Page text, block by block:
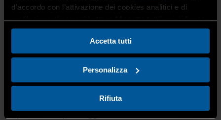
d’accordo con l’attivazione dei cookies analitici e di
profilazione clicca sul bottone “Accetta tutti” qui di fianco.
Accetta tutti
Personalizza
Rifiuta
Giovedì5 novembre 2026dalle 09.00 alle 18.00
Giovedì19 novembre 2026dalle 09.00 alle 18.00
Sede del corso:Confartigianato Imprese Bergamo, Via
(disponibilità di parcheggio interno)